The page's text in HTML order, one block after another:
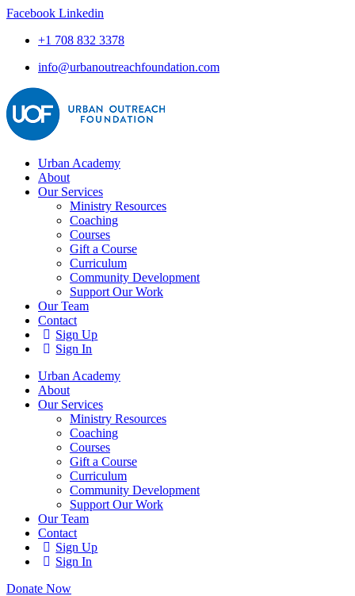
Facebook Linkedin
+1 708 832 3378
info@urbanoutreachfoundation.com
Urban Academy
About
Our Services
Ministry Resources
Coaching
Courses
Gift a Course
Curriculum
Community Development
Support Our Work
Our Team
Contact
Sign Up
Sign In
Urban Academy
About
Our Services
Ministry Resources
Coaching
Courses
Gift a Course
Curriculum
Community Development
Support Our Work
Our Team
Contact
Sign Up
Sign In
Donate Now